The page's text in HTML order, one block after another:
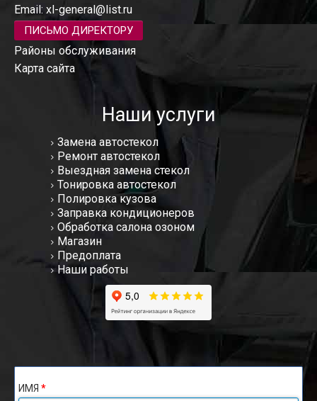
Email: xl-general@list.ru
ПИСЬМО ДИРЕКТОРУ
Районы обслуживания
Карта сайта
Наши услуги
Замена автостекол
Ремонт автостекол
Выездная замена стекол
Тонировка автостекол
Полировка кузова
Заправка кондиционеров
Обработка салона озоном
Магазин
Предоплата
Наши работы
ИМЯ *